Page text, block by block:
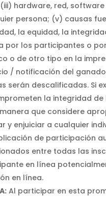
hardware, red,
persona; (v) causas
la equidad, la
por los participantes o
o de otro tipo en la
/ notificación del
serán descalificadas. Si
la integridad
que considere
y enjuiciar a cualquier
de participación
entre todas las
en línea
en línea.
Al participar en esta